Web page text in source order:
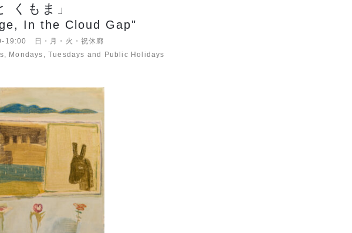
くもま」
In the Cloud Gap"
19:00 日・月・火・祝休廊
Mondays, Tuesdays and Public Holidays